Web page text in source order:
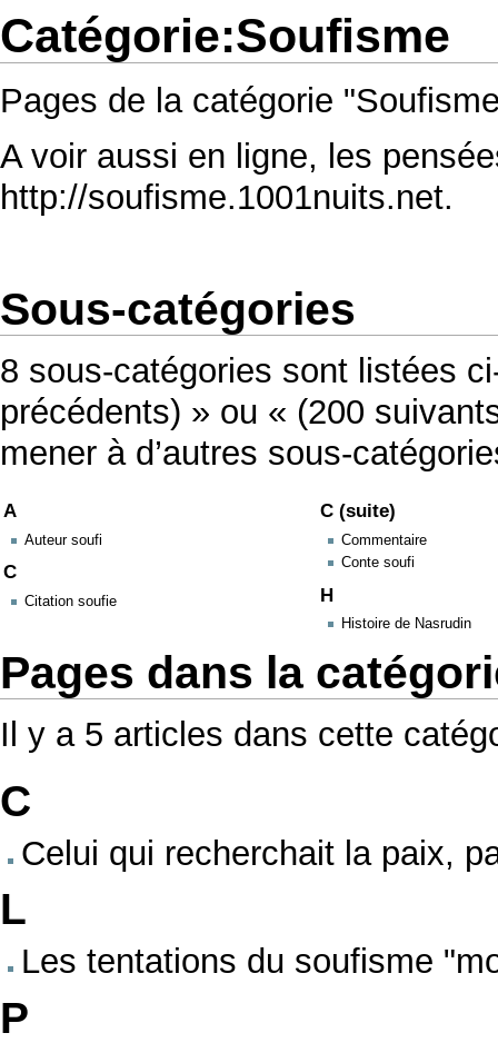
Catégorie:Soufisme
Pages de la catégorie
A voir aussi en ligne, les
http://soufisme.1001nuits.net.
Sous-catégories
8 sous-catégories sont listées
précédents) » ou « (200
mener à d’autres sous-
A
Auteur soufi
C
Citation soufie
C (suite)
Commentaire
Conte soufi
H
Histoire de Nasrudin
Pages dans la
Il y a 5 articles dans cette
C
Celui qui recherchait la paix,
L
Les tentations du soufisme
P